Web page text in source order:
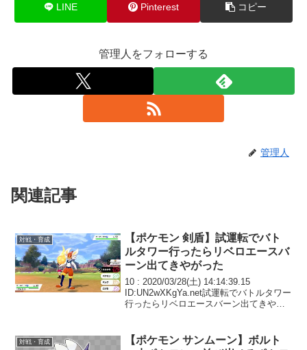
LINE Pinterest コピー
管理人をフォローする
管理人
関連記事
対戦・育成
【ポケモン 剣盾】試運転でバト
ルタワー行ったらリベロエースバ
ーン出てきやがった
10 : 2020/03/28(土) 14:14:39.15
ID:UN2wXKgYa.net試運転でバトルタワー
行ったらリベロエースバーン出てきやが
対戦・育成
【ポケモン サンムーン】ボルト